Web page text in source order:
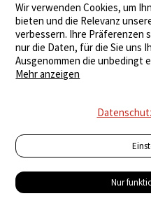
Wir verwenden Cookies, um
bieten und die Relevanz
verbessern. Ihre Präferenzen
nur die Daten, für die Sie uns
Ausgenommen die unbedingt
Mehr anzeigen
Nur